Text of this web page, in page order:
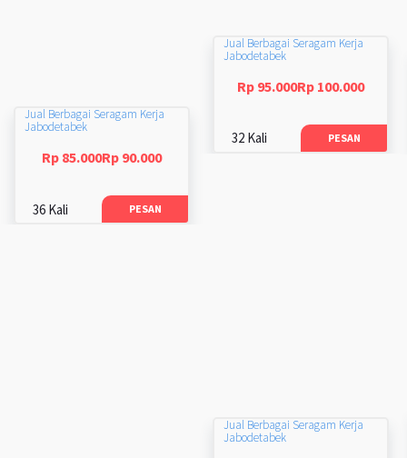
Jual Berbagai Seragam Kerja
Jabodetabek
Rp 95.000Rp 100.000
32 Kali PESAN
Jual Berbagai Seragam Kerja
Jabodetabek
Rp 85.000Rp 90.000
36 Kali PESAN
Jual Berbagai Seragam Kerja
Jabodetabek